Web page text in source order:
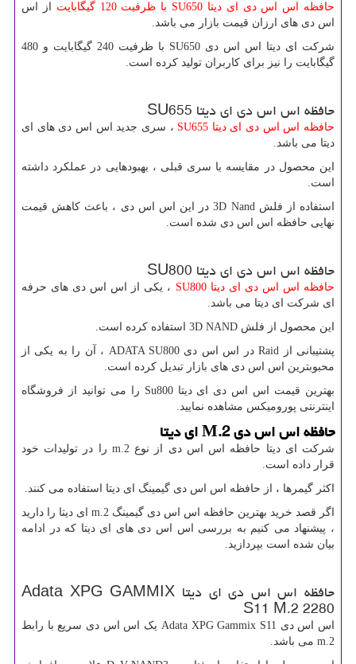
حافظه اس اس دی ای دیتا SU650 با ظرفیت 120 گیگابایت
از اس
اس دی های ارزان قیمت بازار می باشد.
شرکت ای دیتا اس اس دی SU650
با ظرفیت 240 گیگابایت و 480
گیگابایت را نیز برای کاربران تولید کرده است.
حافظه اس اس دی ای دیتا SU655
حافظه اس اس دی ای دیتا SU655 ، سری جدید اس اس دی های ای
دیتا می باشد.
این محصول در مقایسه با سری قبلی ، بهبودهایی در عملکرد داشته
است.
استفاده از فلش3D Nandدر این اس اس دی ، باعث کاهش قیمت
نهایی حافظه اس اس دی شده است.
حافظه اس اس دی ای دیتا SU800
حافظه اس اس دی ای دیتاSU800 ، یکی از اس اس دی های حرفه
ای شرکت ای دیتا می باشد.
این محصول از فلش 3D NAND استفاده کرده است.
پشتیبانی از Raidدر اس اس دی ADATA SU800 ، آن را به یکی از
محبوبترین اس اس دی های بازار تبدیل کرده است.
بهترین قیمت اس اس دی ای دیتاSu800 را می توانید از فروشگاه
اینترنتی پورومیکس مشاهده نمایید.
حافظه اس اس دیM.2ای دیتا
شرکت ای دیتا حافظه اس اس دی از نوعm.2 را در تولیدات خود
قرار داده است.
اکثر گیمرها ، از حافظه اس اس دی گیمینگ ای دیتا استفاده می کنند.
اگر قصد خرید بهترین حافظه اس اس دی گیمینگ m.2 ای دیتا را دارید
، پیشنهاد می کنیم به بررسی اس اس دی های ای دیتا که در ادامه
بیان شده است بپردازید.
حافظه اس اس دی ای دیتا Adata XPG GAMMIX
S11 M.2 2280
اس اس دی Adata XPG Gammix S11 یک اس اس دی سریع با رابط
m.2 می باشد.